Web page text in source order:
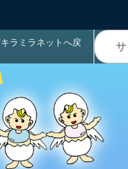
ラミラネットへ戻